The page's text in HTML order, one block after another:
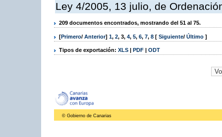
Ley 4/2005, 13 julio, de
209 documentos encontrados, mostrando del 51 al 75.
[Primero/ Anterior] 1, 2, 3, 4, 5, 6, 7, 8 [ Siguiente/ Último ]
Tipos de exportación: XLS | PDF | ODT
© Gobierno de Canarias